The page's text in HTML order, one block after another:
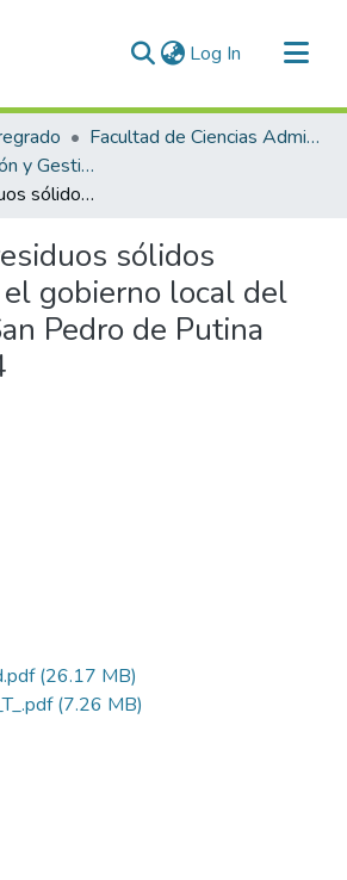
Log In (current)
Facultad de Ciencias Administrativas
E.P. Administración y Gestión Pública
Gestión de residuos sólidos urbanos por el gobierno local del Distrito de San Pedro de Putina Punco, 2024
sólidos
gobierno local del
Pedro de Putina
(26.17 MB)
(7.26 MB)